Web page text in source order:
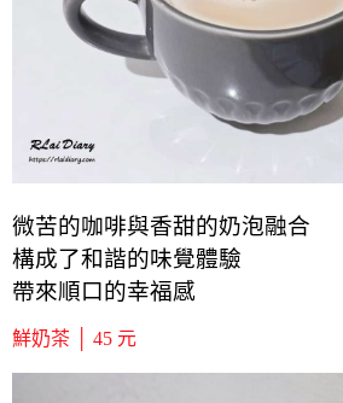
微苦的咖啡與香甜的奶泡融合
構成了和諧的味覺體驗
帶來順口的幸福感
鮮奶茶 │ 45 元